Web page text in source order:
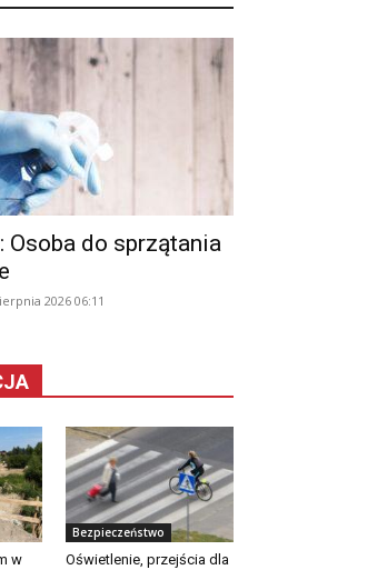
Osoba do sprzątania
2026 06:11
w
Bezpieczeństwo
Oświetlenie, przejścia dla